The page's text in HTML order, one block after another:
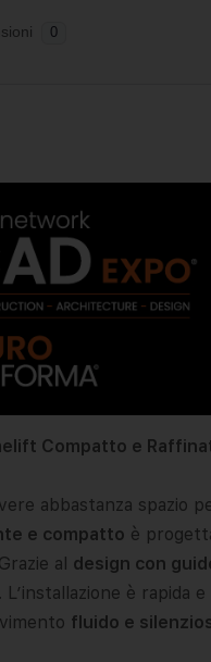
0
Compatto e
abbastanza spazio
e compatto è
al design con
L’installazione è
fluido e